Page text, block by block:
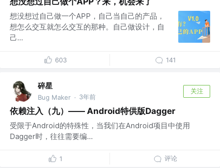
想没想过自己做一个APP，自己当自己的产品，
想怎么交互就怎么交互的那种。自己做设计，自
己...
603 141
碎星
Bug Maker · 3年前
关注
依赖注入（九）—— Android特供版Dagger
受限于Android的特殊性，当我们在Android项目中使用
Dagger时，往往需要编...
1 评论